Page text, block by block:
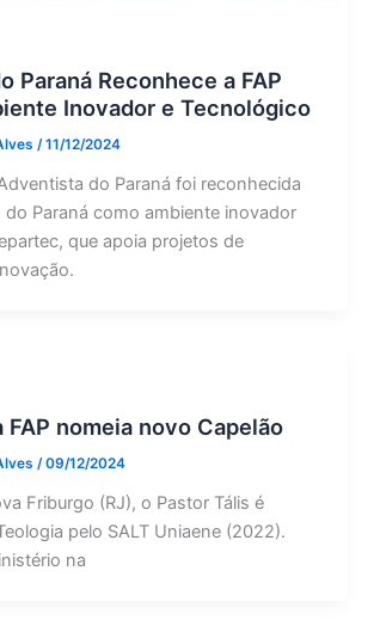
Paraná Reconhece a FAP
Inovador e Tecnológico
/11/12/2024
do Paraná foi reconhecida
do Paraná como ambiente inovador
que apoia projetos de
FAP nomeia novo Capelão
/09/12/2024
Friburgo (RJ), o Pastor Tális é
pelo SALT Uniaene (2022).
na